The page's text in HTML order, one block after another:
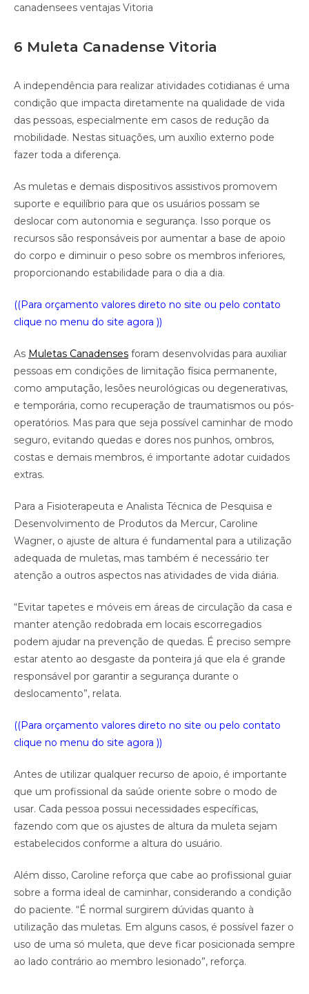
canadensees ventajas Vitoria
6 Muleta Canadense Vitoria
A independência para realizar atividades cotidianas é uma
condição que impacta diretamente na qualidade de vida
das pessoas, especialmente em casos de redução da
mobilidade. Nestas situações, um auxílio externo pode
fazer toda a diferença.
As muletas e demais dispositivos assistivos promovem
suporte e equilíbrio para que os usuários possam se
deslocar com autonomia e segurança. Isso porque os
recursos são responsáveis por aumentar a base de apoio
do corpo e diminuir o peso sobre os membros inferiores,
proporcionando estabilidade para o dia a dia.
((Para orçamento valores direto no site ou pelo contato
clique no menu do site agora ))
As Muletas Canadenses foram desenvolvidas para auxiliar
pessoas em condições de limitação física permanente,
como amputação, lesões neurológicas ou degenerativas,
e temporária, como recuperação de traumatismos ou pós-
operatórios. Mas para que seja possível caminhar de modo
seguro, evitando quedas e dores nos punhos, ombros,
costas e demais membros, é importante adotar cuidados
extras.
Para a Fisioterapeuta e Analista Técnica de Pesquisa e
Desenvolvimento de Produtos da Mercur, Caroline
Wagner, o ajuste de altura é fundamental para a utilização
adequada de muletas, mas também é necessário ter
atenção a outros aspectos nas atividades de vida diária.
“Evitar tapetes e móveis em áreas de circulação da casa e
manter atenção redobrada em locais escorregadios
podem ajudar na prevenção de quedas. É preciso sempre
estar atento ao desgaste da ponteira já que ela é grande
responsável por garantir a segurança durante o
deslocamento”, relata.
((Para orçamento valores direto no site ou pelo contato
clique no menu do site agora ))
Antes de utilizar qualquer recurso de apoio, é importante
que um profissional da saúde oriente sobre o modo de
usar. Cada pessoa possui necessidades específicas,
fazendo com que os ajustes de altura da muleta sejam
estabelecidos conforme a altura do usuário.
Além disso, Caroline reforça que cabe ao profissional guiar
sobre a forma ideal de caminhar, considerando a condição
do paciente. “É normal surgirem dúvidas quanto à
utilização das muletas. Em alguns casos, é possível fazer o
uso de uma só muleta, que deve ficar posicionada sempre
ao lado contrário ao membro lesionado”, reforça.